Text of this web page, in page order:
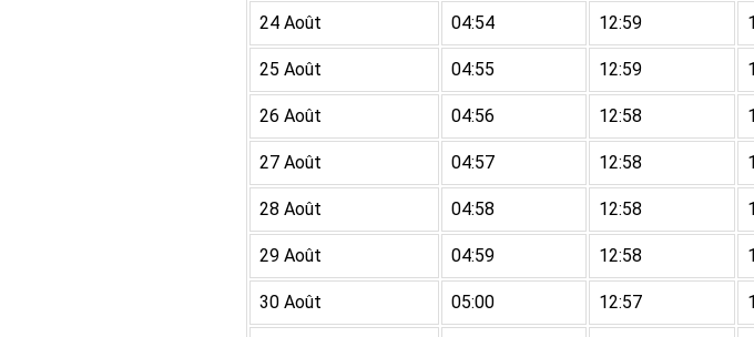
24 Août 04:54 12:59
25 Août 04:55 12:59
26 Août 04:56 12:58
27 Août 04:57 12:58
28 Août 04:58 12:58
29 Août 04:59 12:58
30 Août 05:00 12:57